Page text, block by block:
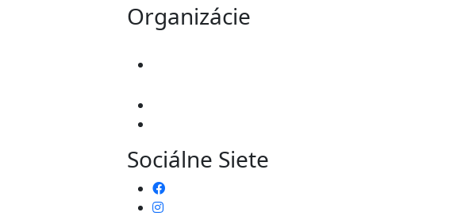
Organizácie
Sociálne Siete